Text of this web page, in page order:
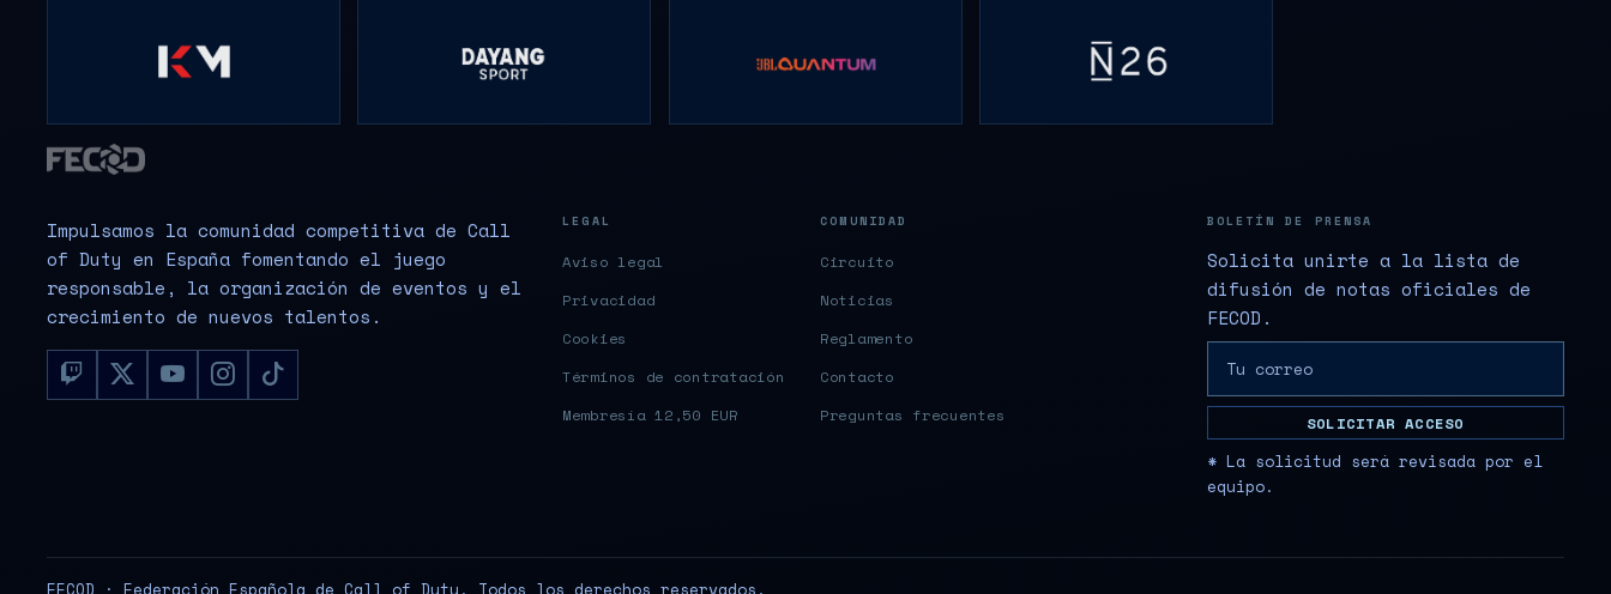
Impulsamos la comunidad competitiva de Call
of Duty en España fomentando el juego
responsable, la organización de eventos y el
crecimiento de nuevos talentos.
LEGAL
Aviso legal
Privacidad
Cookies
Términos de contratación
Membresía 12,50 EUR
COMUNIDAD
Circuito
Noticias
Reglamento
Contacto
Preguntas frecuentes
BOLETÍN DE PRENSA
Solicita unirte a la lista de
difusión de notas oficiales de
FECOD.
SOLICITAR ACCESO
* La solicitud será revisada por el
equipo.